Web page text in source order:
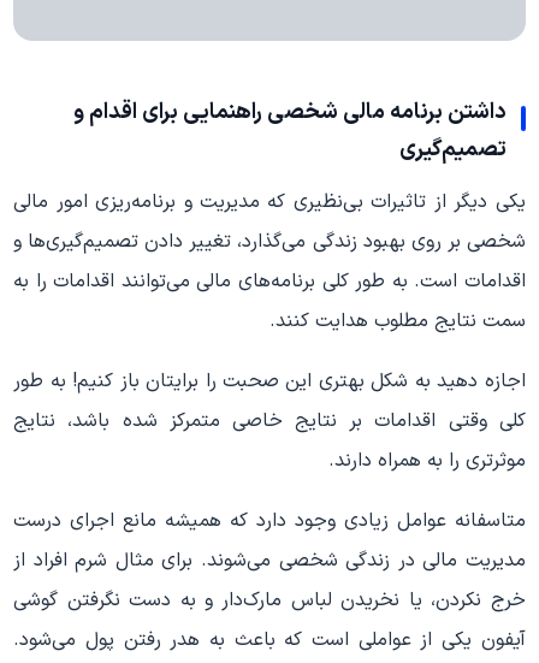
داشتن برنامه مالی شخصی راهنمایی برای اقدام و
تصمیم‌گیری
یکی دیگر از تاثیرات بی‌نظیری که مدیریت و برنامه‌ریزی امور مالی
شخصی بر روی بهبود زندگی می‌گذارد، تغییر دادن تصمیم‌گیری‌ها و
اقدامات است. به طور کلی برنامه‌های مالی می‌توانند اقدامات را به
سمت نتایج مطلوب هدایت کنند.
اجازه دهید به شکل بهتری این صحبت را برایتان باز کنیم! به طور
کلی وقتی اقدامات بر نتایج خاصی متمرکز شده باشد، نتایج
موثرتری را به همراه دارند.
متاسفانه عوامل زیادی وجود دارد که همیشه مانع اجرای درست
مدیریت مالی در زندگی شخصی می‌شوند. برای مثال شرم افراد از
خرج نکردن، یا نخریدن لباس مارک‌دار و به دست نگرفتن گوشی
آیفون یکی از عواملی است که باعث به هدر رفتن پول می‌شود.